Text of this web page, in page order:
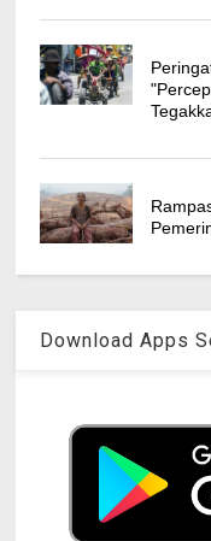
Download Apps